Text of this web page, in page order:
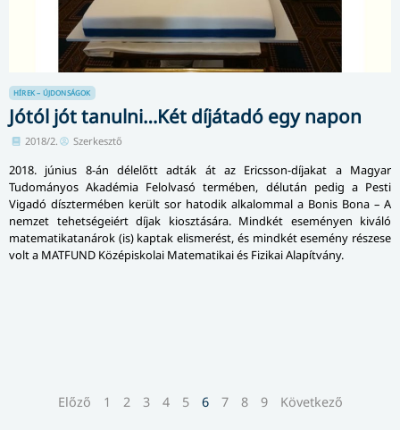
HÍREK – ÚJDONSÁGOK
Jótól jót tanulni…Két díjátadó egy napon
2018/2. Szerkesztő
2018. június 8-án délelőtt adták át az Ericsson-díjakat a Magyar
Tudományos Akadémia Fel­ol­va­só termében, délután pedig a Pesti
Vigadó dísztermében került sor hatodik alkalommal a Bonis Bona – A
nemzet tehetségeiért díjak ki­osz­tá­sá­ra. Mindkét eseményen kiváló
matematika­ta­ná­rok (is) kaptak elismerést, és mindkét esemény részese
volt a MATFUND Kö­zép­is­ko­lai Matematikai és Fizikai Alapítvány.
Előző 1 2 3 4 5 6 7 8 9 Következő